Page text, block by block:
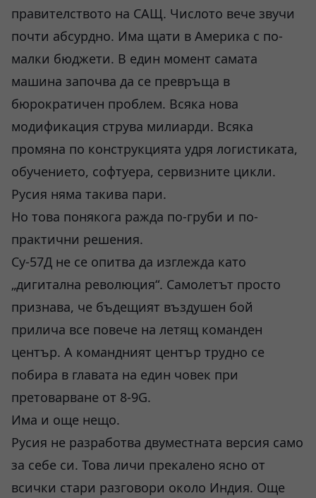
правителството на САЩ. Числото вече звучи
почти абсурдно. Има щати в Америка с по-
малки бюджети. В един момент самата
машина започва да се превръща в
бюрократичен проблем. Всяка нова
модификация струва милиарди. Всяка
промяна по конструкцията удря логистиката,
обучението, софтуера, сервизните цикли.
Русия няма такива пари.
Но това понякога ражда по-груби и по-
практични решения.
Су-57Д не се опитва да изглежда като
„дигитална революция“. Самолетът просто
признава, че бъдещият въздушен бой
прилича все повече на летящ команден
център. А командният център трудно се
побира в главата на един човек при
претоварване от 8-9G.
Има и още нещо.
Русия не разработва двуместната версия само
за себе си. Това личи прекалено ясно от
всички стари разговори около Индия. Още